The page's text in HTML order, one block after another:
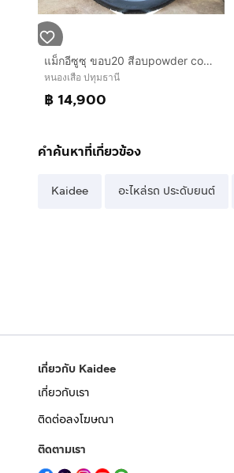
แม็กอีซูซุ ขอบ20 สีอบpowder coat พร้อมยางบริสโตน 265 50 20 ปี23 ยางสวยทุกเส้นตามรูป ใส่ isuzu ตัวสูงได้ทุกรุ่น mu-x มิว 7
หนองเสือ ปทุมธานี
฿ 14,900
คำค้นหาที่เกี่ยวข้อง
Kaidee อะไหล่รถ ประดับยนต์
เกี่ยวกับ Kaidee
เกี่ยวกับเรา
ติดต่อลงโฆษณา
ติดตามเรา